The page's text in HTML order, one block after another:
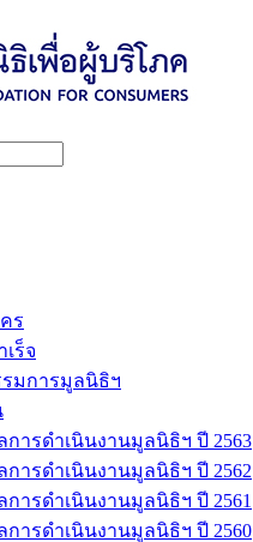
ร
ร็จ
มการมูลนิธิฯ
การดำเนินงานมูลนิธิฯ ปี 2563
การดำเนินงานมูลนิธิฯ ปี 2562
การดำเนินงานมูลนิธิฯ ปี 2561
การดำเนินงานมูลนิธิฯ ปี 2560